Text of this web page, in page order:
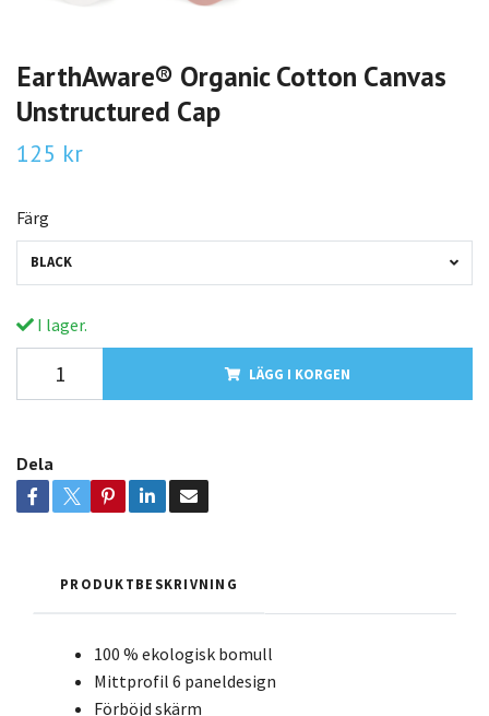
EarthAware® Organic Cotton Canvas
Unstructured Cap
125 kr
Färg
BLACK
I lager.
LÄGG I KORGEN
Dela
PRODUKTBESKRIVNING
100 % ekologisk bomull
Mittprofil 6 paneldesign
Förböjd skärm